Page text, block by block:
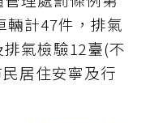
輛計47件，排氣
氣檢驗12臺(不
居住安寧及行